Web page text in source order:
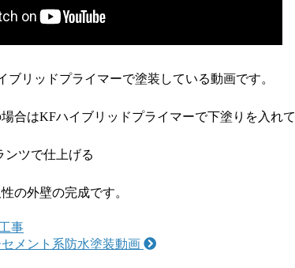
ブリッドプライマーで塗装している動画です。
合はKFハイブリッドプライマーで下塗りを入れて
ンツで仕上げる
の外壁の完成です。
事
メント系防水塗装動画